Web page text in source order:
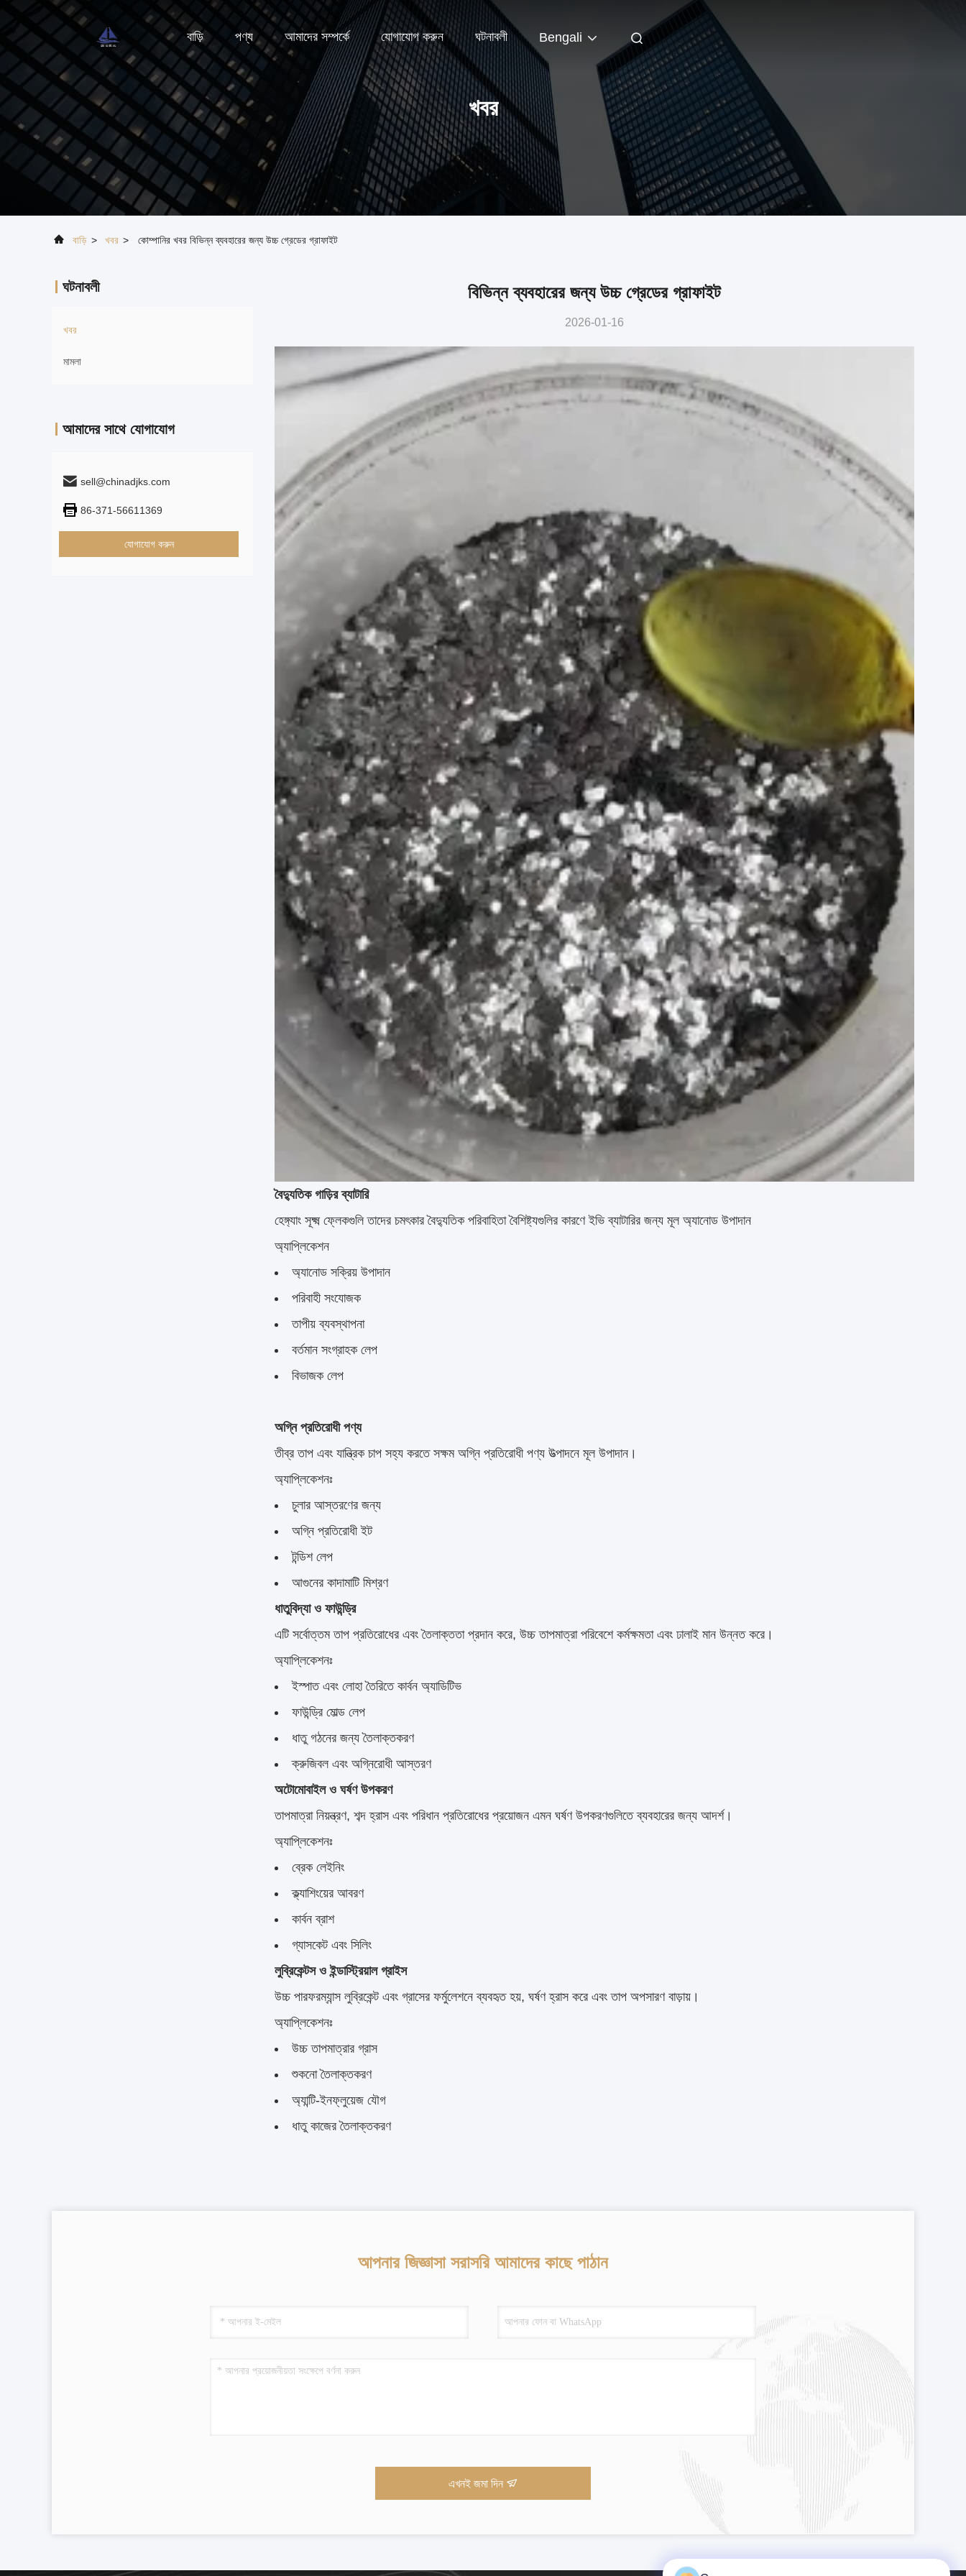
বাড়ি পণ্য আমাদের সম্পর্কে যোগাযোগ করুন ঘটনাবলী Bengali
খবর
বাড়ি > খবর > কোম্পানির খবর বিভিন্ন ব্যবহারের জন্য উচ্চ গ্রেডের গ্রাফাইট
ঘটনাবলী
খবর
মামলা
আমাদের সাথে যোগাযোগ
sell@chinadjks.com
86-371-56611369
যোগাযোগ করুন
বিভিন্ন ব্যবহারের জন্য উচ্চ গ্রেডের গ্রাফাইট
2026-01-16
বৈদ্যুতিক গাড়ির ব্যাটারি
হেঙ্গ্যাং সূক্ষ্ম ফ্লেকগুলি তাদের চমৎকার বৈদ্যুতিক পরিবাহিতা বৈশিষ্ট্যগুলির কারণে ইভি ব্যাটারির জন্য মূল অ্যানোড উপাদান
অ্যাপ্লিকেশন
অ্যানোড সক্রিয় উপাদান
পরিবাহী সংযোজক
তাপীয় ব্যবস্থাপনা
বর্তমান সংগ্রাহক লেপ
বিভাজক লেপ
অগ্নি প্রতিরোধী পণ্য
তীব্র তাপ এবং যান্ত্রিক চাপ সহ্য করতে সক্ষম অগ্নি প্রতিরোধী পণ্য উত্পাদনে মূল উপাদান।
অ্যাপ্লিকেশনঃ
চুলার আস্তরণের জন্য
অগ্নি প্রতিরোধী ইট
টন্ডিশ লেপ
আগুনের কাদামাটি মিশ্রণ
ধাতুবিদ্যা ও ফাউন্ড্রি
এটি সর্বোত্তম তাপ প্রতিরোধের এবং তৈলাক্ততা প্রদান করে, উচ্চ তাপমাত্রা পরিবেশে কর্মক্ষমতা এবং ঢালাই মান উন্নত করে।
অ্যাপ্লিকেশনঃ
ইস্পাত এবং লোহা তৈরিতে কার্বন অ্যাডিটিভ
ফাউন্ড্রি মোল্ড লেপ
ধাতু গঠনের জন্য তৈলাক্তকরণ
ক্রুজিবল এবং অগ্নিরোধী আস্তরণ
অটোমোবাইল ও ঘর্ষণ উপকরণ
তাপমাত্রা নিয়ন্ত্রণ, শব্দ হ্রাস এবং পরিধান প্রতিরোধের প্রয়োজন এমন ঘর্ষণ উপকরণগুলিতে ব্যবহারের জন্য আদর্শ।
অ্যাপ্লিকেশনঃ
ব্রেক লেইনিং
ক্ল্যাশিংয়ের আবরণ
কার্বন ব্রাশ
গ্যাসকেট এবং সিলিং
লুব্রিকেন্টস ও ইন্ডাস্ট্রিয়াল গ্রাইস
উচ্চ পারফরম্যান্স লুব্রিকেন্ট এবং গ্রাসের ফর্মুলেশনে ব্যবহৃত হয়, ঘর্ষণ হ্রাস করে এবং তাপ অপসারণ বাড়ায়।
অ্যাপ্লিকেশনঃ
উচ্চ তাপমাত্রার গ্রাস
শুকনো তৈলাক্তকরণ
অ্যান্টি-ইনফ্লুয়েজ যৌগ
ধাতু কাজের তৈলাক্তকরণ
আপনার জিজ্ঞাসা সরাসরি আমাদের কাছে পাঠান
এখনই জমা দিন